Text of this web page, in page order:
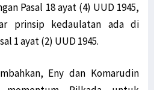
Pasal 18 ayat (4) UUD 1945,
prinsip kedaulatan ada di
1 ayat (2) UUD 1945.
Eny dan Komarudin